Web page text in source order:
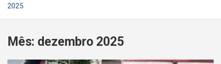
2025
Mês: dezembro 2025